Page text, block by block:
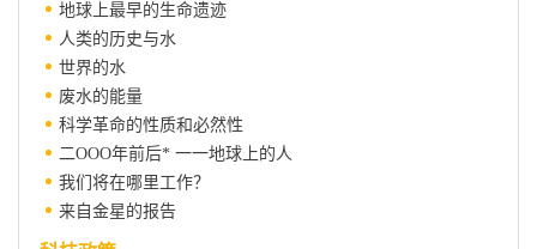
地球上最早的生命遗迹
人类的历史与水
世界的水
废水的能量
科学革命的性质和必然性
二OOO年前后* 一一地球上的人
我们将在哪里工作？
来自金星的报告